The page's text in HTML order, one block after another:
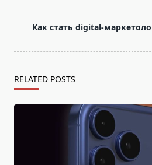
text">Page</span>
Как стать digital-
RELATED POSTS